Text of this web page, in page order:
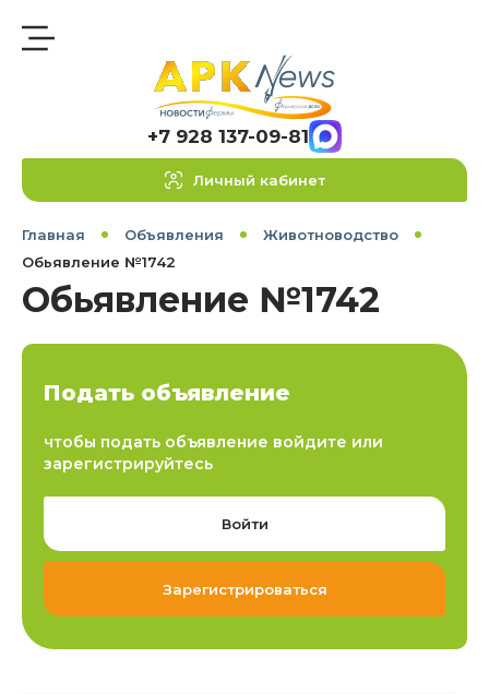
+7 928 137-09-81
Личный кабинет
Главная Объявления
Животноводство
Обьявление №1742
Обьявление №1742
Подать объявление
чтобы подать объявление войдите или
зарегистрируйтесь
Войти
Зарегистрироваться